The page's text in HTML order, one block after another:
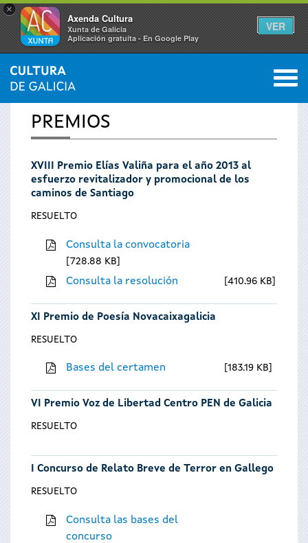
×
Axenda Cultura
Xunta de Galicia
Aplicación gratuíta - En Google Play
VER
Se
encuentra
usted
INICIO 0
PREMIOS
XVIII Premio Elías Valiña para el año 2013 al
esfuerzo revitalizador y promocional de los
caminos de Santiago
RESUELTO
Consulta la convocatoria
728.88 KB
Consulta la resolución 410.96 KB
XI Premio de Poesía Novacaixagalicia
RESUELTO
Bases del certamen 183.19 KB
VI Premio Voz de Libertad Centro PEN de Galicia
RESUELTO
I Concurso de Relato Breve de Terror en Gallego
RESUELTO
Consulta las bases del
concurso